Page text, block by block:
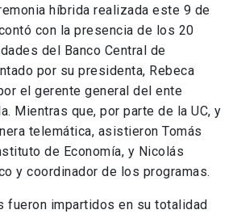
híbrida realizada este 9 de
con la presencia de los 20
del Banco Central de
por su presidenta, Rebeca
el gerente general del ente
Mientras que, por parte de la UC, y
telemática, asistieron Tomás
de Economía, y Nicolás
y coordinador de los programas.
fueron impartidos en su totalidad